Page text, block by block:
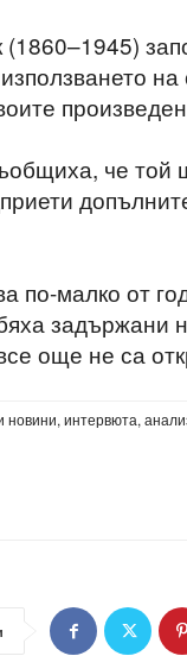
че той
по-малко от
задържани
още не са
интервюта,